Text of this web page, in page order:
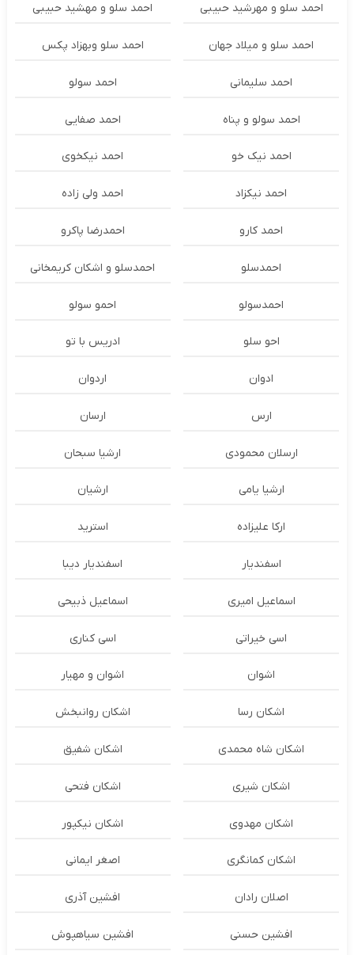
احمد سلو و مهرشید حبیبی احمد سلو و مهشید حبیبی
احمد سلو و میلاد جهان احمد سلو وبهزاد پکس
احمد سلیمانی احمد سولو
احمد سولو و پناه احمد صفایی
احمد نیک خو احمد نیکخوی
احمد نیکزاد احمد ولی زاده
احمد کارو احمدرضا پاکرو
احمدسلو احمدسلو و اشکان کریمخانی
احمدسولو احمو سولو
احو سلو ادریس با تو
ادوان اردوان
ارس ارسان
ارسلان محمودی ارشیا سبحان
ارشیا یامی ارشیان
ارکا علیزاده استرید
اسفندیار اسفندیار دیبا
اسماعیل امیری اسماعیل ذبیحی
اسی خیراتی اسی کناری
اشوان اشوان و مهیار
اشکان رسا اشکان روانبخش
اشکان شاه محمدی اشکان شفیق
اشکان شیری اشکان فتحی
اشکان مهدوی اشکان نیکپور
اشکان‌ کمانگری اصغر ایمانی
اصلان رادان افشین آذری
افشین حسنی افشین سیاهپوش